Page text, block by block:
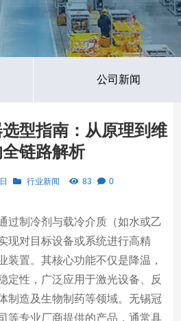
公司新闻
型指南：从原理到维
链路解析
行业新闻 83 0
过制冷剂与载冷介质（如水或乙
现对目标设备或系统进行高精
装置。其核心功能不仅是降温，
定性，广泛应用于激光设备、反
制造及生物制药等领域。无锡冠
等专业厂商提供的产品，通常具